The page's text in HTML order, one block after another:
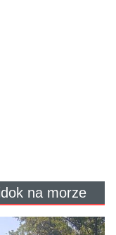
na morze